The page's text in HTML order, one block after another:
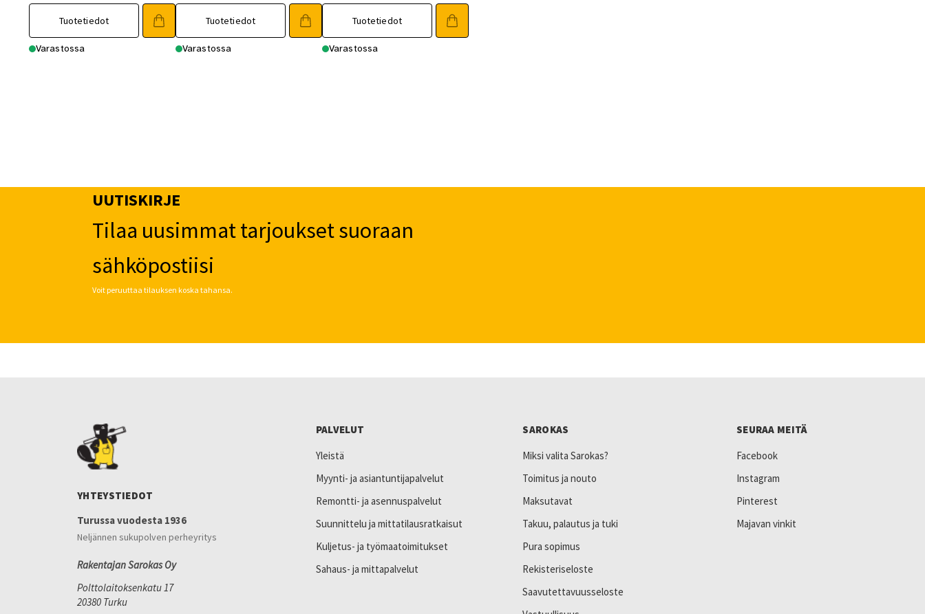
Tuotetiedot
Varastossa
Tuotetiedot
Varastossa
Tuotetiedot
Varastossa
UUTISKIRJE
Tilaa uusimmat tarjoukset suoraan
sähköpostiisi
Voit peruuttaa tilauksen koska tahansa.
YHTEYSTIEDOT
Turussa vuodesta 1936
Neljännen sukupolven perheyritys
Rakentajan Sarokas Oy
Polttolaitoksenkatu 17
20380 Turku
PALVELUT
Yleistä
Myynti- ja asiantuntijapalvelut
Remontti- ja asennuspalvelut
Suunnittelu ja mittatilausratkaisut
Kuljetus- ja työmaatoimitukset
Sahaus- ja mittapalvelut
SAROKAS
Miksi valita Sarokas?
Toimitus ja nouto
Maksutavat
Takuu, palautus ja tuki
Pura sopimus
Rekisteriseloste
Saavutettavuusseloste
SEURAA MEITÄ
Facebook
Instagram
Pinterest
Majavan vinkit